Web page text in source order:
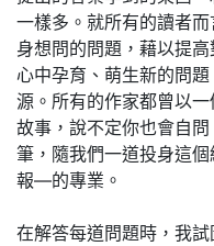
一樣多。就所有的讀者
身想問的問題，藉以提
心中孕育、萌生新的問
源。所有的作家都曾以
故事，說不定你也會自
筆，隨我們一道投身這
報—的專業。
在解答每道問題時，我